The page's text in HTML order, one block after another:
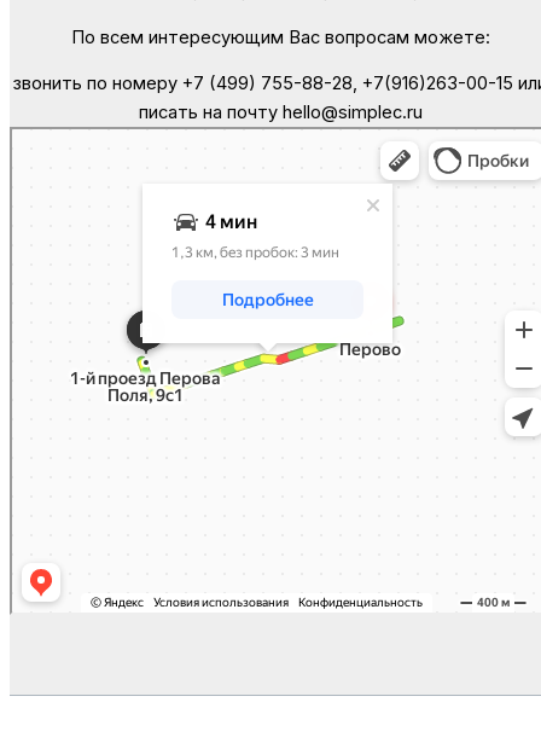
По всем интересующим Вас вопросам можете:
звонить по номеру +7 (499) 755-88-28, +7(916)263-00-15
писать на почту hello@simplec.ru